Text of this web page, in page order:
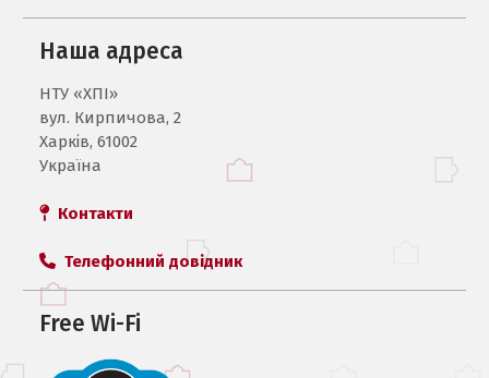
Наша адреса
НТУ «ХПI»
вул. Кирпичова, 2
Харків, 61002
Україна
Контакти
Телефонний довідник
Free Wi-Fi